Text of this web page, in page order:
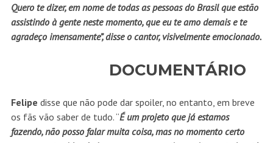
Quero te dizer, em nome de todas as pessoas do Brasil que estão
assistindo à gente neste momento, que eu te amo demais e te
agradeço imensamente”, disse o cantor, visivelmente emocionado.
DOCUMENTÁRIO
Felipe disse que não pode dar spoiler, no entanto, em breve
os fãs vão saber de tudo. “É um projeto que já estamos
fazendo, não posso falar muita coisa, mas no momento certo